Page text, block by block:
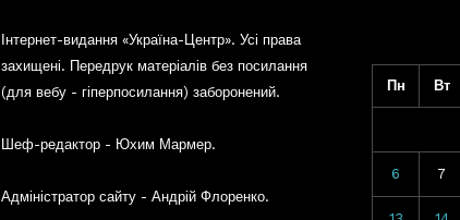
Інтернет-видання «Україна-Центр». Усі права
захищені. Передрук матеріалів без посилання
(для вебу - гіперпосилання) заборонений.
Шеф-редактор - Юхим Мармер.
Адміністратор сайту - Андрій Флоренко.
Пн Вт
6 7